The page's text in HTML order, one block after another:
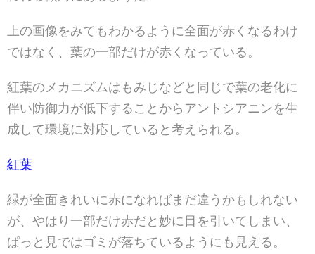
上の画像をみてもわかるように全面が赤くなるわけ
ではなく、葉の一部だけが赤くなっている。
紅葉のメカニズムはもみじなどと同じで葉の老化に
伴い防御力が低下することからアントシアニンを生
成して環境に対応していると考えられる。
紅葉
緑が全面きれいに赤になればまだ違うかもしれない
が、やはり一部だけ赤だと妙に目を引いてしまい、
ぱっと見ではゴミが落ちているようにも見える。